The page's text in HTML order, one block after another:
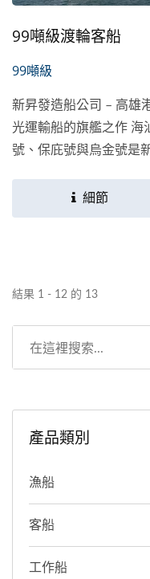
晶，專為追求卓越效能與
造。
99噸級渡輪客船
99噸級
新昇發造船公司 – 高雄
光運輸船的旗艦之作 海
號、保庇號與烏金號是
細節
結果 1 - 12 的 13
產品類別
漁船
客船
工作船